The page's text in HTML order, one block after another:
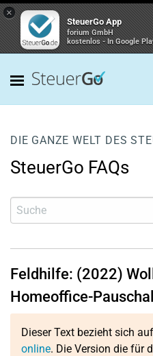
×
SteuerGo App
forium GmbH
kostenlos - In Google
DIE GANZE WELT DES
SteuerGo FAQs
Feldhilfe: (2022)
Homeoffice-
Dieser Text bezieht sich
online. Die Version die für